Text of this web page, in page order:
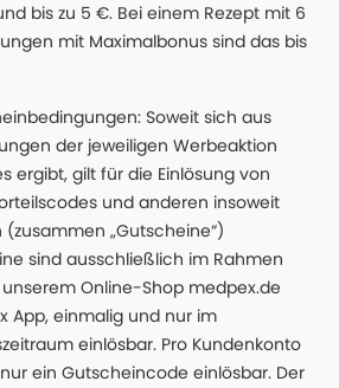
bis zu 5 €. Bei einem Rezept mit 6
mit Maximalbonus sind das bis
Soweit sich aus
der jeweiligen Werbeaktion
ergibt, gilt für die Einlösung von
und anderen insoweit
„Gutscheine“)
sind ausschließlich im Rahmen
Online-Shop medpex.de
App, einmalig und nur im
einlösbar. Pro Kundenkonto
ein Gutscheincode einlösbar. Der